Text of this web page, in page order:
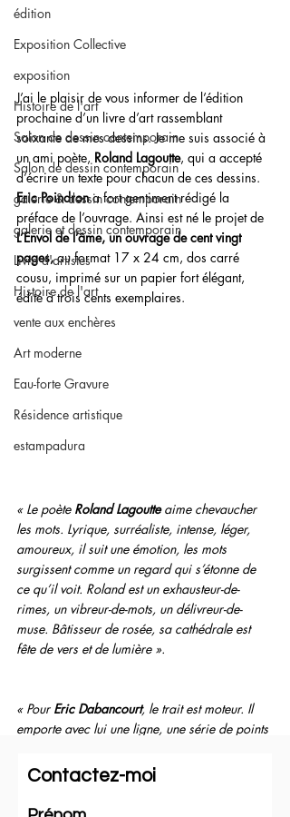
édition
Exposition Collective
exposition
Histoire de l'art
Salon de dessin contemporain
Salon de dessin contemporain
galerie & dessin contemporain
galerie et dessin contemporain
Livre d'artistes
Histoire de l'art
vente aux enchères
Art moderne
Eau-forte Gravure
Résidence artistique
estampadura
J’ai le plaisir de vous informer de l’édition
prochaine d’un livre d’art rassemblant
soixante de mes dessins. Je me suis associé à
un ami poète, Roland Lagoutte, qui a accepté
d’écrire un texte pour chacun de ces dessins.
Eric Poindron a fort gentiment rédigé la
préface de l’ouvrage. Ainsi est né le projet de
L’Envol de l’âme, un ouvrage de cent vingt
pages, au format 17 x 24 cm, dos carré
cousu, imprimé sur un papier fort élégant,
édité à trois cents exemplaires.
« Le poète Roland Lagoutte aime chevaucher
les mots. Lyrique, surréaliste, intense, léger,
amoureux, il suit une émotion, les mots
surgissent comme un regard qui s’étonne de
ce qu’il voit. Roland est un exhausteur-de-
rimes, un vibreur-de-mots, un délivreur-de-
muse. Bâtisseur de rosée, sa cathédrale est
fête de vers et de lumière ».
« Pour Eric Dabancourt, le trait est moteur. Il
emporte avec lui une ligne, une série de points
en séductions. Et que devient ce trait ? Que
papier blanc, du mouvement capricieux de la
Contactez-moi